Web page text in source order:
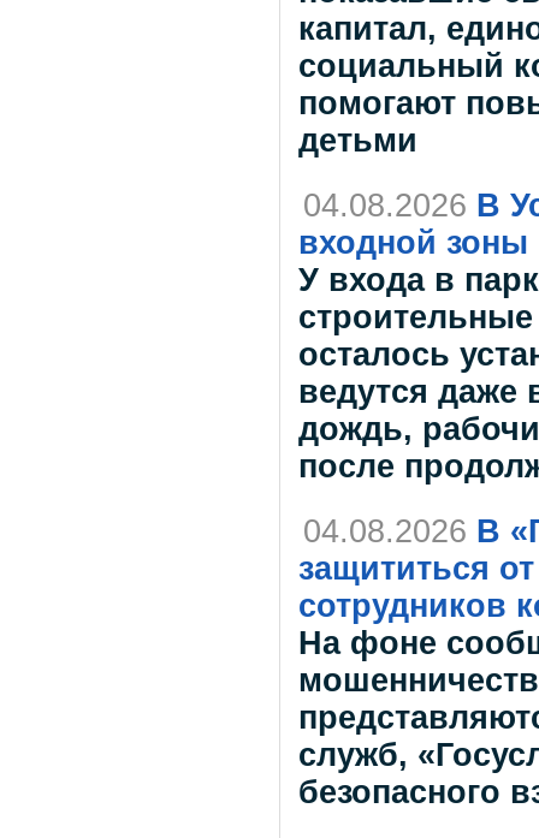
капитал,
социальный
помогают
детьми
04.08.2026 В
входной зоны
У входа в
осталось
ведутся даже
дождь,
после
04.08.2026 В
защититься
сотрудников
На фоне
служб,
безопасного